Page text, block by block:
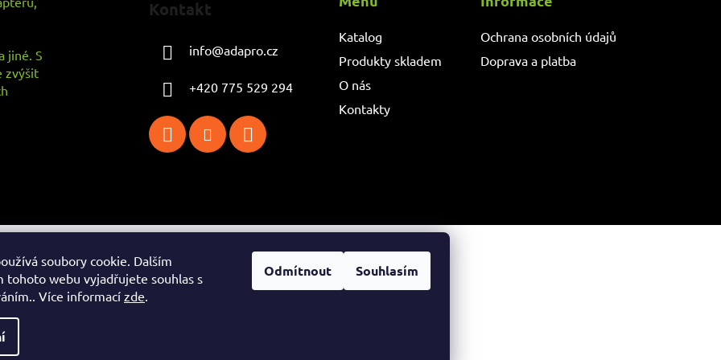
soubory cookie. Dalším
tohoto webu vyjadřujete souhlas s
Více informacízde.
Odmítnout Souhlasím
jiné. S
zvýšit
Kontakt
info@adapro.cz
+420 775 529 294
Katalog
Produkty skladem
O nás
Kontakty
Ochrana osobních údajů
Doprava a platba